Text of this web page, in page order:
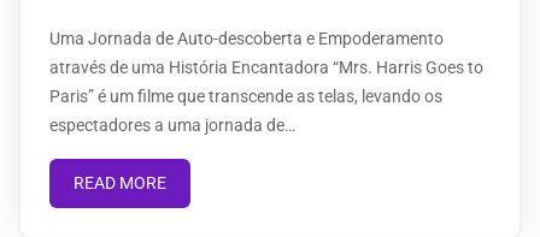
Uma Jornada de Auto-descoberta e Empoderamento
através de uma História Encantadora “Mrs. Harris Goes to
Paris” é um filme que transcende as telas, levando os
espectadores a uma jornada de…
READ MORE